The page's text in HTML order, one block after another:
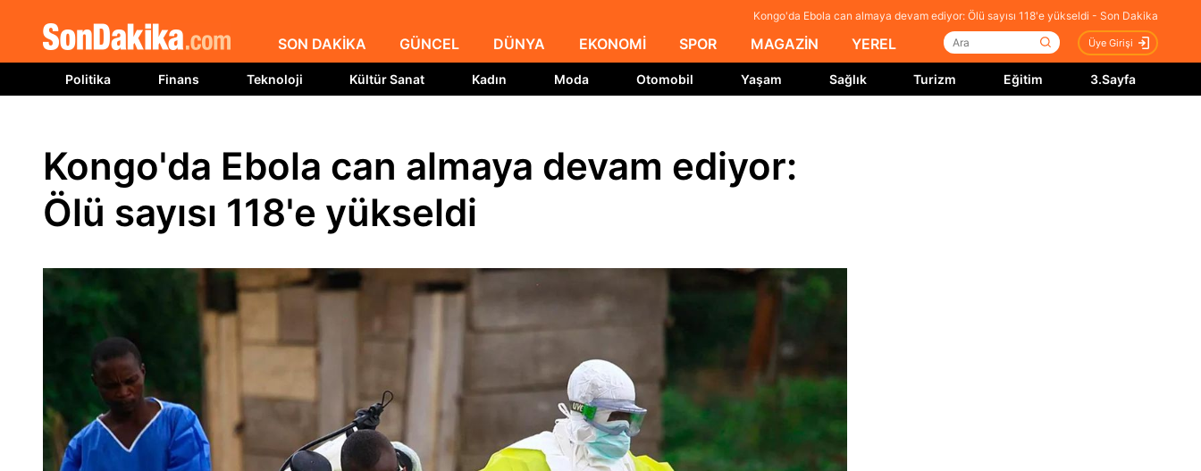
Kongo'da Ebola can almaya devam ediyor: Ölü sayısı 118'e yükseldi - Son Dakika
SON DAKİKA GÜNCEL DÜNYA EKONOMİ SPOR MAGAZİN YEREL Üye Girişi
Politika Finans Teknoloji Kültür Sanat Kadın Moda Otomobil Yaşam Sağlık Turizm Eğitim 3.Sayfa
Kongo'da Ebola can almaya devam ediyor:
Ölü sayısı 118'e yükseldi